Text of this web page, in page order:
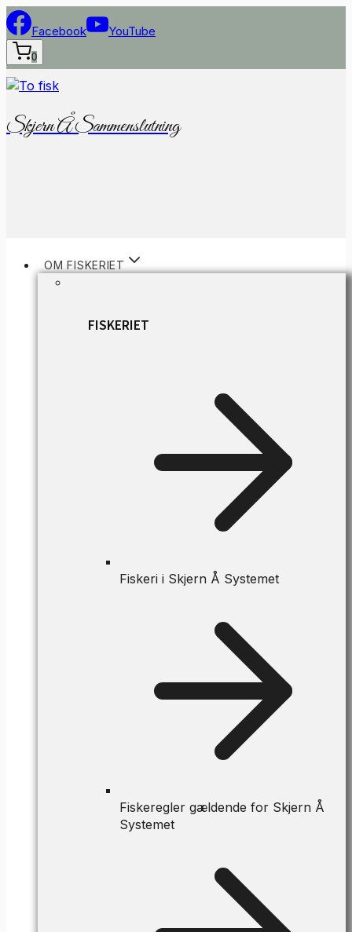
Fortsæt
til
indhold
Facebook YouTube
0
Skjern Å Sammenslutning
OM FISKERIET
FISKERIET
Fiskeri i Skjern Å Systemet
Fiskeregler gældende for Skjern Å
Systemet